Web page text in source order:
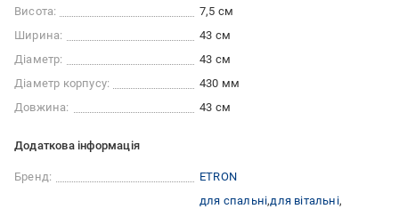
Висота:
7,5 см
Ширина:
43 см
Діаметр:
43 см
Діаметр корпусу:
430 мм
Довжина:
43 см
Додаткова інформація
Бренд: ETRON
для спальні для вітальні